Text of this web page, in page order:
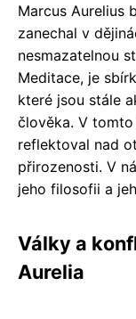
Marcus Aurelius
zanechal v
nesmazatelnou
Meditace, je
které jsou stále
člověka. V
reflektoval nad
přirozenosti. V
jeho filosofii a
Války a
Aurelia